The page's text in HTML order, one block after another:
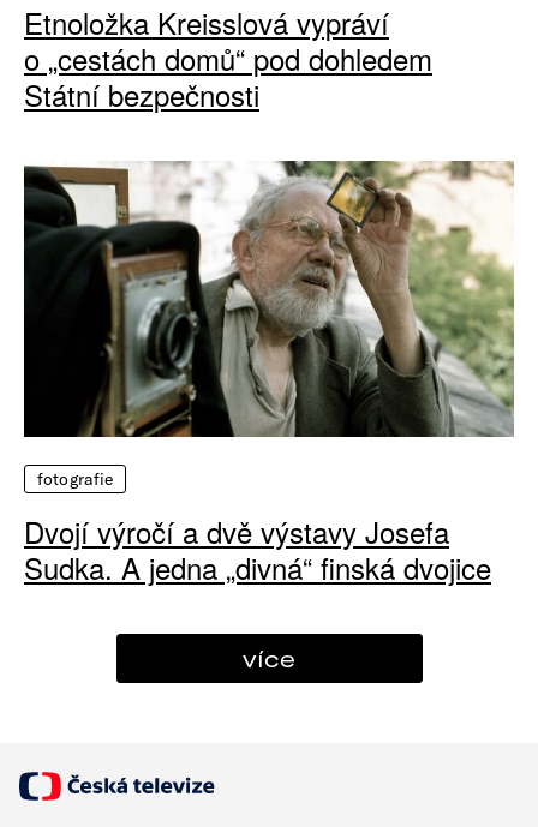
Etnoložka Kreisslová vypráví
o „cestách domů“ pod dohledem
Státní bezpečnosti
fotografie
Dvojí výročí a dvě výstavy Josefa
Sudka. A jedna „divná“ finská dvojice
více